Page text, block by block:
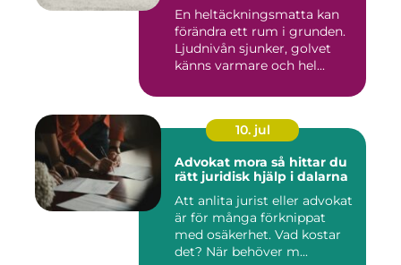
En heltäckningsmatta kan
förändra ett rum i grunden.
Ljudnivån sjunker, golvet
känns varmare och hel...
10. jul
Advokat mora så hittar du
rätt juridisk hjälp i dalarna
Att anlita jurist eller advokat
är för många förknippat
med osäkerhet. Vad kostar
det? När behöver m...